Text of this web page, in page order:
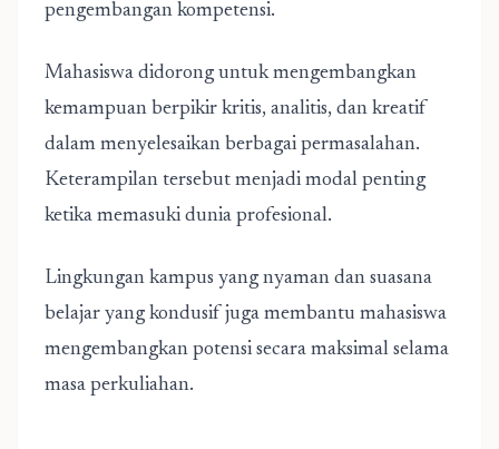
pengembangan kompetensi.
Mahasiswa didorong untuk mengembangkan
kemampuan berpikir kritis, analitis, dan kreatif
dalam menyelesaikan berbagai permasalahan.
Keterampilan tersebut menjadi modal penting
ketika memasuki dunia profesional.
Lingkungan kampus yang nyaman dan suasana
belajar yang kondusif juga membantu mahasiswa
mengembangkan potensi secara maksimal selama
masa perkuliahan.